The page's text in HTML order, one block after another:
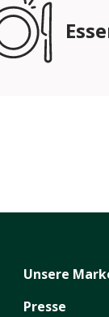
Unsere
Presse